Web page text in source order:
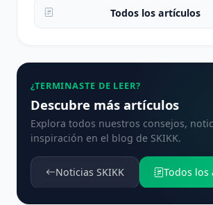
Todos los artículos
¿TERMINASTE DE LEER?
Descubre más artículos
Explora todos nuestros consejos,
inspiración en el blog de SKIKK.
Noticias SKIKK Todos los